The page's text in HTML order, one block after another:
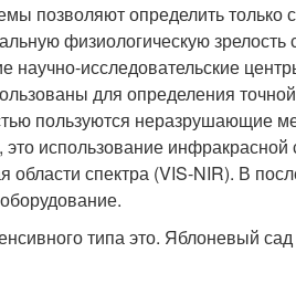
позволяют определить только
физиологическую зрелость
научно-исследовательские
для определения
пользуются неразрушающие
использование инфракрасной
спектра (VIS-NIR). В